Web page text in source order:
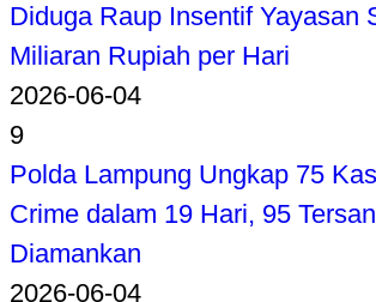
Diduga Raup Insentif Yayasan
Miliaran Rupiah per Hari
2026-06-04
9
Polda Lampung Ungkap 75
Crime dalam 19 Hari, 95
Diamankan
2026-06-04